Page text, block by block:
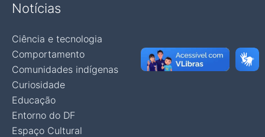
Notícias
Ciência e tecnologia
Comportamento
Comunidades indígenas
Curiosidade
Educação
Entorno do DF
Espaço Cultural